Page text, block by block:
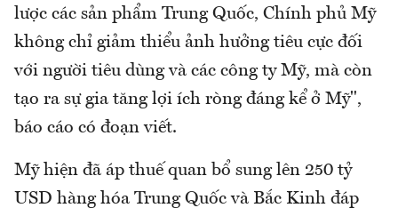
lược các sản phẩm Trung Quốc, Chính phủ Mỹ
không chỉ giảm thiểu ảnh hưởng tiêu cực đối
với người tiêu dùng và các công ty Mỹ, mà còn
tạo ra sự gia tăng lợi ích ròng đáng kể ở Mỹ",
báo cáo có đoạn viết.
Mỹ hiện đã áp thuế quan bổ sung lên 250 tỷ
USD hàng hóa Trung Quốc và Bắc Kinh đáp